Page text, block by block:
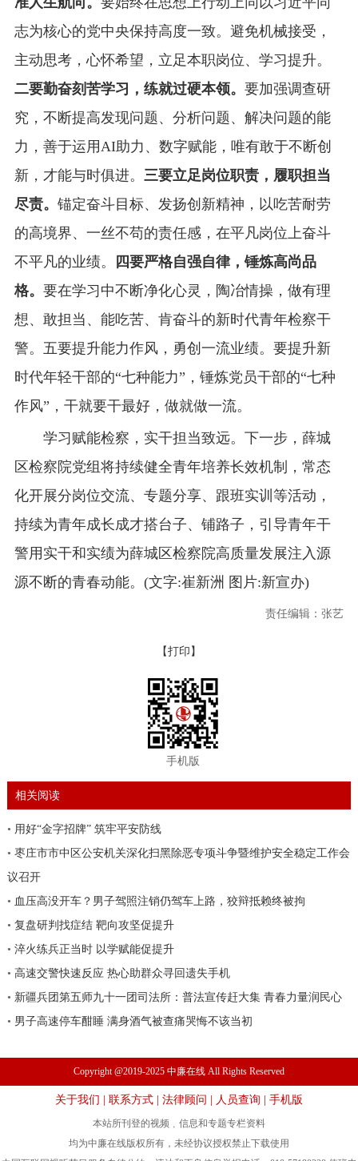
志为核心的党中央保持高度一致。避免机械接受，
主动思考，心怀希望，立足本职岗位、学习提升。
二要勤奋刻苦学习，练就过硬本领。 要加强调查研
究，不断提高发现问题、分析问题、解决问题的能
力，善于运用AI助力、数字赋能，唯有敢于不断创
新，才能与时俱进。 三要立足岗位职责，履职担当
尽责。 锚定奋斗目标、发扬创新精神，以吃苦耐劳
的高境界、一丝不苟的责任感，在平凡岗位上奋斗
不平凡的业绩。
四要严格自强自律，锤炼高尚品
格。 要在学习中不断净化心灵，陶冶情操，做有理
想、敢担当、能吃苦、肯奋斗的新时代青年检察干
警。五要提升能力作风，勇创一流业绩。要提升新
时代年轻干部的“七种能力”，锤炼党员干部的“七种
作风”，干就要干最好，做就做一流。
学习赋能检察，实干担当致远。下一步，薛城
区检察院党组将持续健全青年培养长效机制，常态
化开展分岗位交流、专题分享、跟班实训等活动，
持续为青年成长成才搭台子、铺路子，引导青年干
警用实干和实绩为薛城区检察院高质量发展注入源
源不断的青春动能。(文字:崔新洲 图片:新宣办)
责任编辑：张艺
【打印】
手机版
相关阅读
• 用好“金字招牌” 筑牢平安防线
• 枣庄市市中区公安机关深化扫黑除恶专项斗争暨维护安全稳定工作会
议召开
• 血压高没开车？男子驾照注销仍驾车上路，狡辩抵赖终被拘
• 复盘研判找症结 靶向攻坚促提升
• 淬火练兵正当时 以学赋能促提升
• 高速交警快速反应 热心助群众寻回遗失手机
• 新疆兵团第五师九十一团司法所：普法宣传赶大集 青春力量润民心
• 男子高速停车酣睡 满身酒气被查痛哭悔不该当初
Copyright @2019-2025 中廉在线 All Rights Reserved
关于我们 联系方式 法律顾问 人员查询 手机版
本站所刊登的视频﹑信息和专题专栏资料
均为中廉在线版权所有，未经协议授权禁止下载使用